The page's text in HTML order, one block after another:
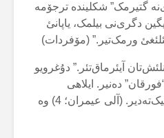
گتیرمک” شکلیندە ترجۆمە
دگری‌نی بیلمک، یاپانئ
ورمک‌تیر.” (مۆفردات)
آیئرماق‌تئر.” دۇغرویو
دەنیر. ایلاهی
کیتاب‌لارئن تامامئ بو اؤزللیک‌تەدیر. (آلی عیمران؛ 4) وە